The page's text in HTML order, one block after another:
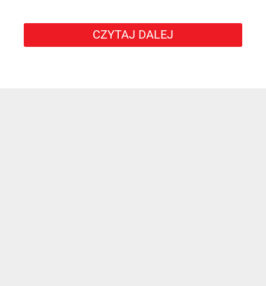
CZYTAJ DALEJ